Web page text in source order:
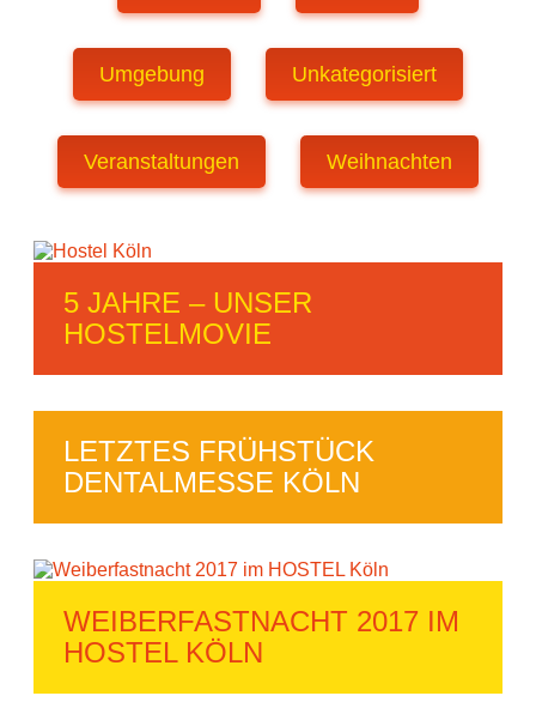
Umgebung Unkategorisiert
Veranstaltungen Weihnachten
5 JAHRE – UNSER
HOSTELMOVIE
LETZTES FRÜHSTÜCK
DENTALMESSE KÖLN
WEIBERFASTNACHT 2017 IM
HOSTEL KÖLN